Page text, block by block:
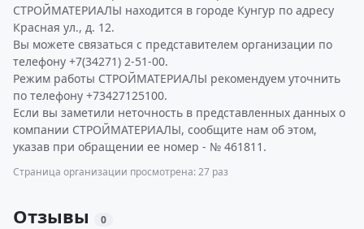
СТРОЙМАТЕРИАЛЫ находится в городе Кунгур по адресу
Красная ул., д. 12.
Вы можете связаться с представителем организации по
телефону +7(34271) 2-51-00.
Режим работы СТРОЙМАТЕРИАЛЫ рекомендуем уточнить
по телефону +73427125100.
Если вы заметили неточность в представленных данных о
компании СТРОЙМАТЕРИАЛЫ, сообщите нам об этом,
указав при обращении ее номер - № 461811.
Страница организации просмотрена: 27 раз
Отзывы 0